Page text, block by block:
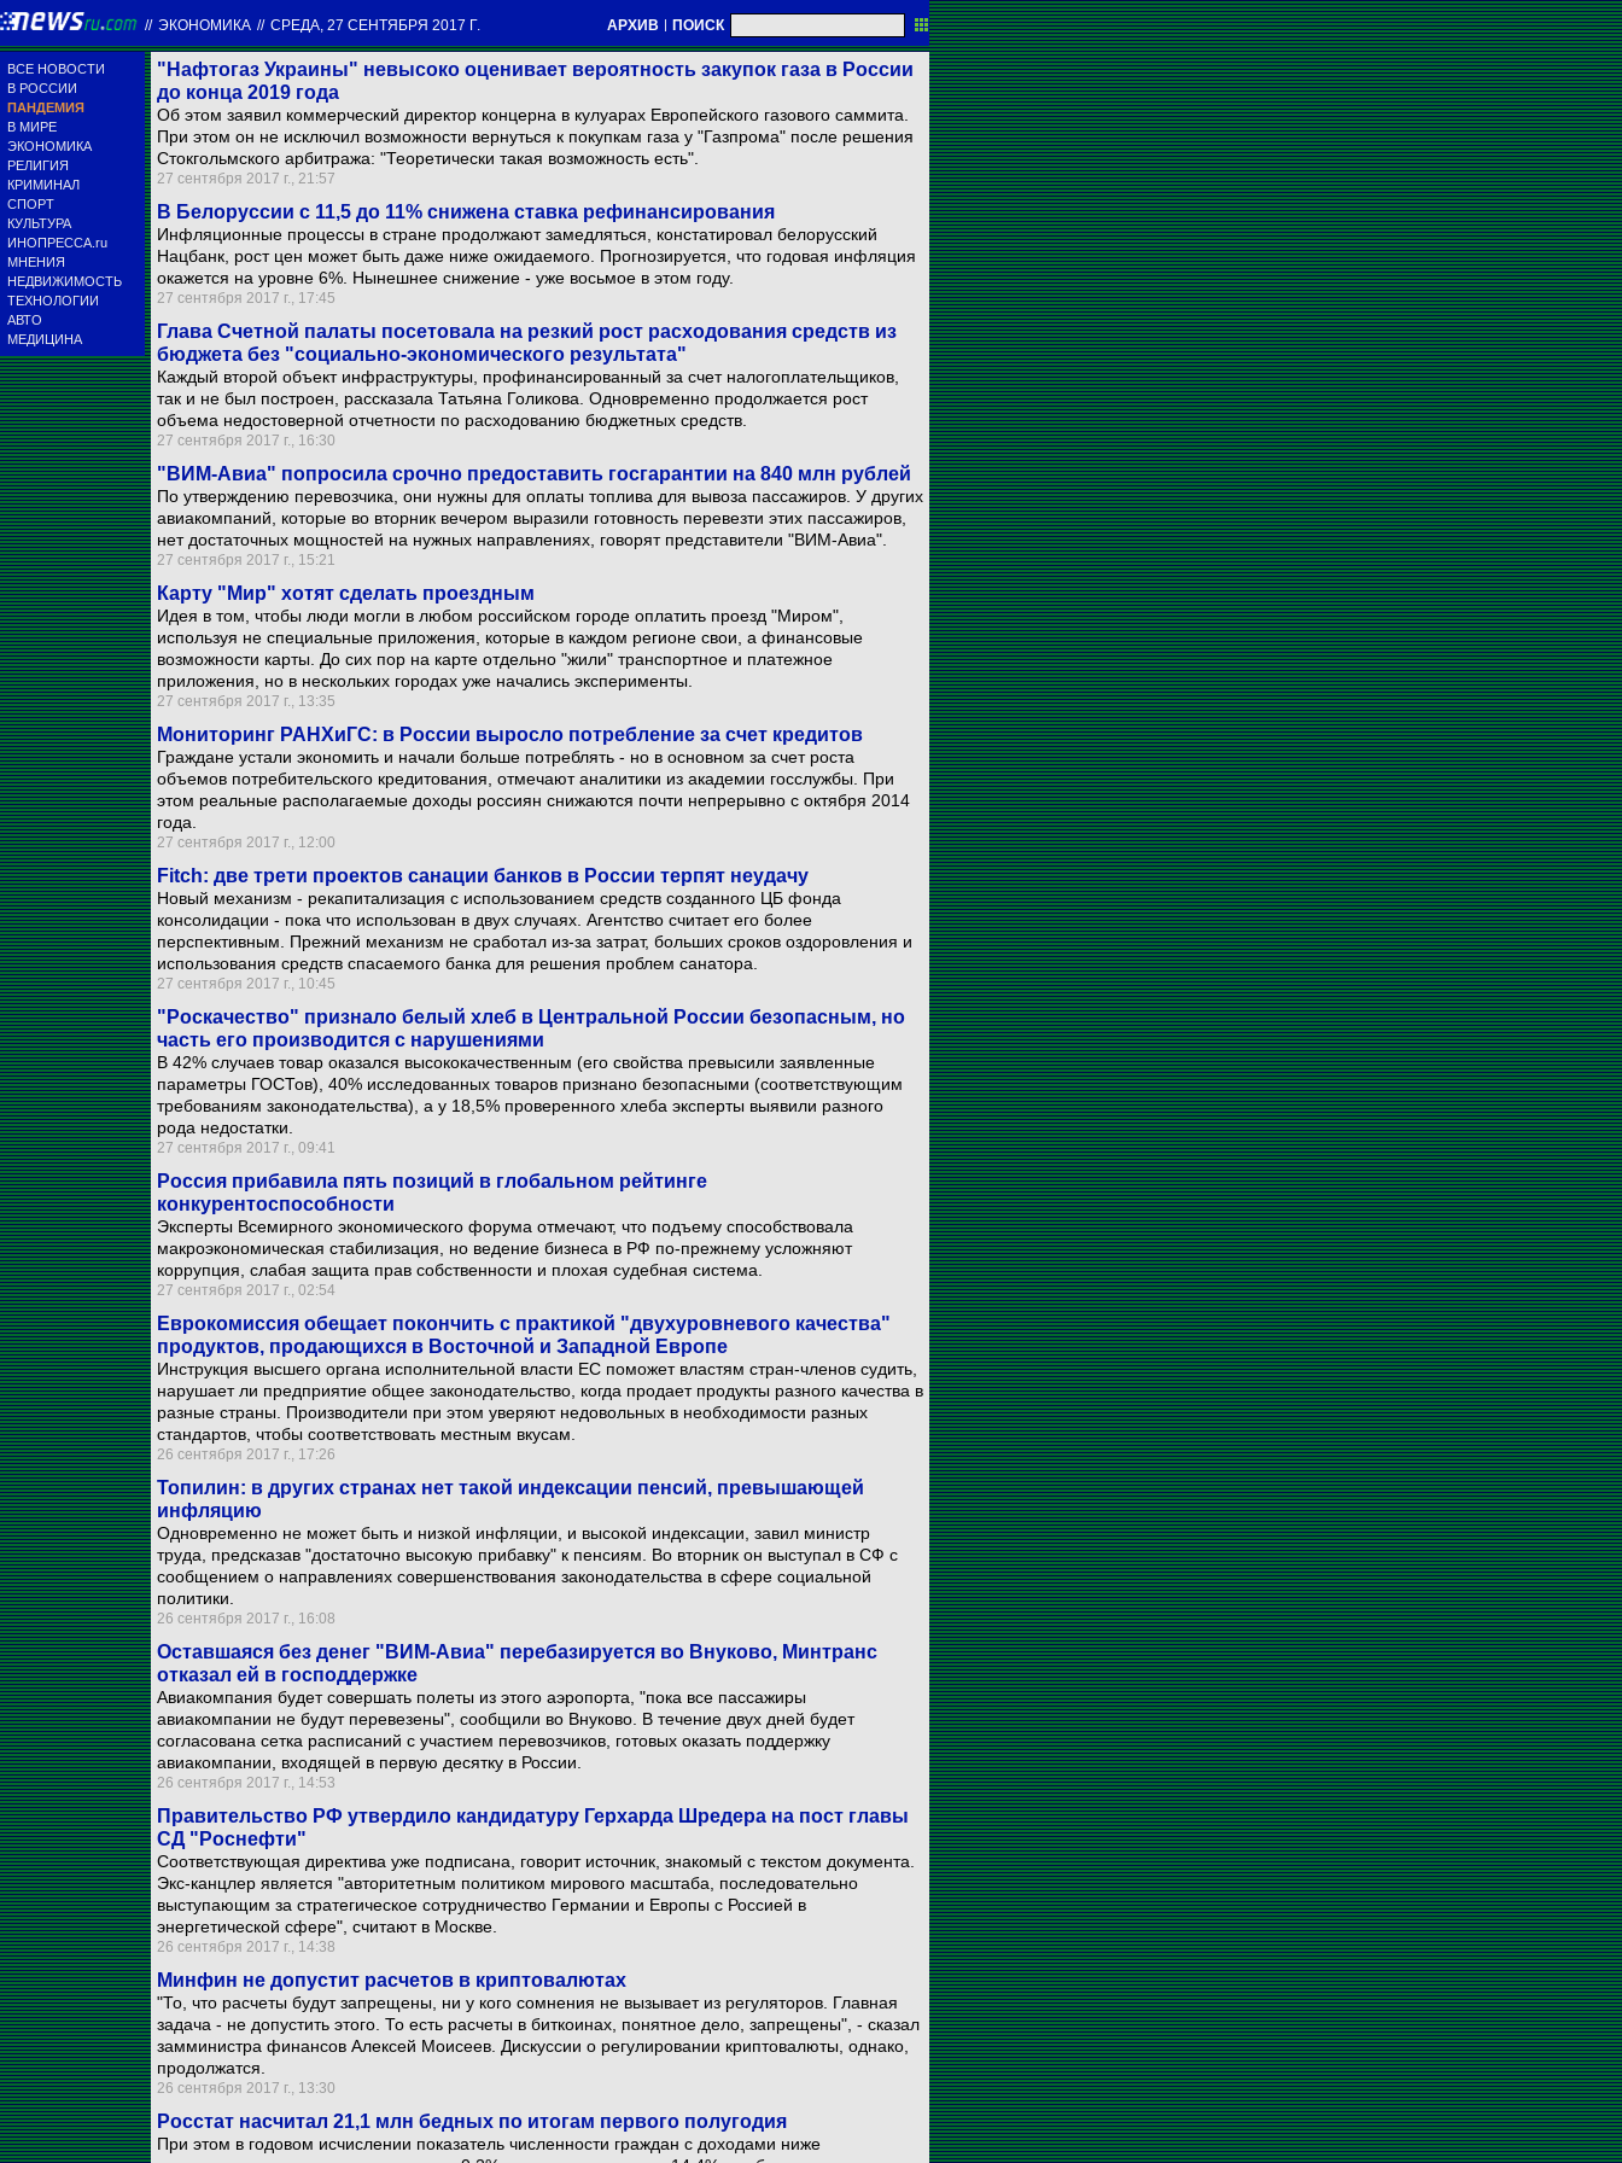
// ЭКОНОМИКА // СРЕДА, 27 СЕНТЯБРЯ 2017 Г. АРХИВ | ПОИСК
ВСЕ НОВОСТИ
В РОССИИ
ПАНДЕМИЯ
В МИРЕ
ЭКОНОМИКА
РЕЛИГИЯ
КРИМИНАЛ
СПОРТ
КУЛЬТУРА
ИНОПРЕССА.ru
МНЕНИЯ
НЕДВИЖИМОСТЬ
ТЕХНОЛОГИИ
АВТО
МЕДИЦИНА
"Нафтогаз Украины" невысоко оценивает вероятность закупок газа в России
до конца 2019 года
Об этом заявил коммерческий директор концерна в кулуарах Европейского газового саммита.
При этом он не исключил возможности вернуться к покупкам газа у "Газпрома" после решения
Стокгольмского арбитража: "Теоретически такая возможность есть".
27 сентября 2017 г., 21:57
В Белоруссии с 11,5 до 11% снижена ставка рефинансирования
Инфляционные процессы в стране продолжают замедляться, констатировал белорусский
Нацбанк, рост цен может быть даже ниже ожидаемого. Прогнозируется, что годовая инфляция
окажется на уровне 6%. Нынешнее снижение - уже восьмое в этом году.
27 сентября 2017 г., 17:45
Глава Счетной палаты посетовала на резкий рост расходования средств из
бюджета без "социально-экономического результата"
Каждый второй объект инфраструктуры, профинансированный за счет налогоплательщиков,
так и не был построен, рассказала Татьяна Голикова. Одновременно продолжается рост
объема недостоверной отчетности по расходованию бюджетных средств.
27 сентября 2017 г., 16:30
"ВИМ-Авиа" попросила срочно предоставить госгарантии на 840 млн рублей
По утверждению перевозчика, они нужны для оплаты топлива для вывоза пассажиров. У других
авиакомпаний, которые во вторник вечером выразили готовность перевезти этих пассажиров,
нет достаточных мощностей на нужных направлениях, говорят представители "ВИМ-Авиа".
27 сентября 2017 г., 15:21
Карту "Мир" хотят сделать проездным
Идея в том, чтобы люди могли в любом российском городе оплатить проезд "Миром",
используя не специальные приложения, которые в каждом регионе свои, а финансовые
возможности карты. До сих пор на карте отдельно "жили" транспортное и платежное
приложения, но в нескольких городах уже начались эксперименты.
27 сентября 2017 г., 13:35
Мониторинг РАНХиГС: в России выросло потребление за счет кредитов
Граждане устали экономить и начали больше потреблять - но в основном за счет роста
объемов потребительского кредитования, отмечают аналитики из академии госслужбы. При
этом реальные располагаемые доходы россиян снижаются почти непрерывно с октября 2014
года.
27 сентября 2017 г., 12:00
Fitch: две трети проектов санации банков в России терпят неудачу
Новый механизм - рекапитализация с использованием средств созданного ЦБ фонда
консолидации - пока что использован в двух случаях. Агентство считает его более
перспективным. Прежний механизм не cработал из-за затрат, больших сроков оздоровления и
использования средств спасаемого банка для решения проблем санатора.
27 сентября 2017 г., 10:45
"Роскачество" признало белый хлеб в Центральной России безопасным, но
часть его производится с нарушениями
В 42% случаев товар оказался высококачественным (его свойства превысили заявленные
параметры ГОСТов), 40% исследованных товаров признано безопасными (соответствующим
требованиям законодательства), а у 18,5% проверенного хлеба эксперты выявили разного
рода недостатки.
27 сентября 2017 г., 09:41
Россия прибавила пять позиций в глобальном рейтинге
конкурентоспособности
Эксперты Всемирного экономического форума отмечают, что подъему способствовала
макроэкономическая стабилизация, но ведение бизнеса в РФ по-прежнему усложняют
коррупция, слабая защита прав собственности и плохая судебная система.
27 сентября 2017 г., 02:54
Еврокомиссия обещает покончить с практикой "двухуровневого качества"
продуктов, продающихся в Восточной и Западной Европе
Инструкция высшего органа исполнительной власти ЕС поможет властям стран-членов судить,
нарушает ли предприятие общее законодательство, когда продает продукты разного качества в
разные страны. Производители при этом уверяют недовольных в необходимости разных
стандартов, чтобы соответствовать местным вкусам.
26 сентября 2017 г., 17:26
Топилин: в других странах нет такой индексации пенсий, превышающей
инфляцию
Одновременно не может быть и низкой инфляции, и высокой индексации, завил министр
труда, предсказав "достаточно высокую прибавку" к пенсиям. Во вторник он выступал в СФ с
сообщением о направлениях совершенствования законодательства в сфере социальной
политики.
26 сентября 2017 г., 16:08
Оставшаяся без денег "ВИМ-Авиа" перебазируется во Внуково, Минтранс
отказал ей в господдержке
Авиакомпания будет совершать полеты из этого аэропорта, "пока все пассажиры
авиакомпании не будут перевезены", сообщили во Внуково. В течение двух дней будет
согласована сетка расписаний с участием перевозчиков, готовых оказать поддержку
авиакомпании, входящей в первую десятку в России.
26 сентября 2017 г., 14:53
Правительство РФ утвердило кандидатуру Герхарда Шредера на пост главы
СД "Роснефти"
Соответствующая директива уже подписана, говорит источник, знакомый с текстом документа.
Экс-канцлер является "авторитетным политиком мирового масштаба, последовательно
выступающим за стратегическое сотрудничество Германии и Европы с Россией в
энергетической сфере", считают в Москве.
26 сентября 2017 г., 14:38
Минфин не допустит расчетов в криптовалютах
"То, что расчеты будут запрещены, ни у кого сомнения не вызывает из регуляторов. Главная
задача - не допустить этого. То есть расчеты в биткоинах, понятное дело, запрещены", - сказал
замминистра финансов Алексей Моисеев. Дискуссии о регулировании криптовалюты, однако,
продолжатся.
26 сентября 2017 г., 13:30
Росстат насчитал 21,1 млн бедных по итогам первого полугодия
При этом в годовом исчислении показатель численности граждан с доходами ниже